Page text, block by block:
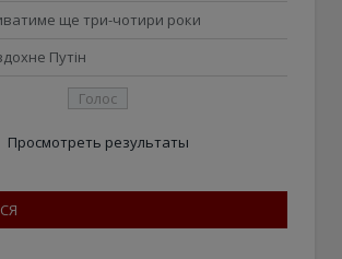
ще три-чотири роки
Путін
Просмотреть результаты